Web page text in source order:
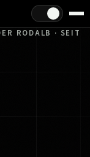
Hell/Dunkel
RODALB · SEIT